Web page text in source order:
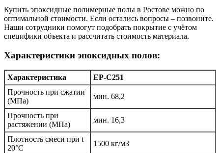
Купить эпоксидные полимерные полы в Ростове можно по
оптимальной стоимости. Если остались вопросы – позвоните.
Наши сотрудники помогут подобрать покрытие с учётом
специфики объекта и рассчитать стоимость материала.
Характеристики эпоксидных полов:
Характеристика
EP-C251
Прочность при сжатии
(МПа)
мин. 68,2
Прочность при
растяжении (МПа)
мин. 16,3
Плотность смеси при t
20°C
1500 кг/м3